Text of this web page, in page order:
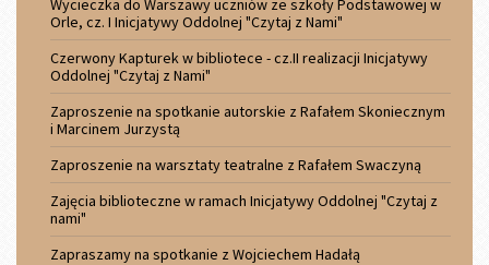
Wycieczka do Warszawy uczniów ze szkoły Podstawowej w
Orle, cz. I Inicjatywy Oddolnej "Czytaj z Nami"
Czerwony Kapturek w bibliotece - cz.II realizacji Inicjatywy
Oddolnej "Czytaj z Nami"
Zaproszenie na spotkanie autorskie z Rafałem Skoniecznym
i Marcinem Jurzystą
Zaproszenie na warsztaty teatralne z Rafałem Swaczyną
Zajęcia biblioteczne w ramach Inicjatywy Oddolnej "Czytaj z
nami"
Zapraszamy na spotkanie z Wojciechem Hadałą